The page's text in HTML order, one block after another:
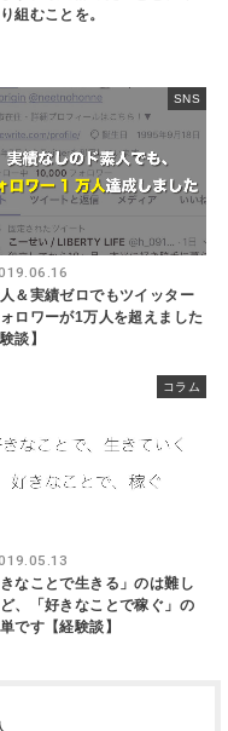
組むことを。
SNS
人＆実績ゼロでもツイッター
ロワーが1万人を超えました
談】
コラム
きなことで生きる」のは難し
、「好きなことで稼ぐ」の
です【経験談】